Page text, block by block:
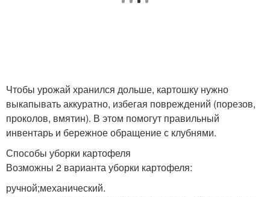
Чтобы урожай хранился дольше, картошку нужно
выкапывать аккуратно, избегая повреждений (порезов,
проколов, вмятин). В этом помогут правильный
инвентарь и бережное обращение с клубнями.
Способы уборки картофеля
Возможны 2 варианта уборки картофеля:
ручной;механический.